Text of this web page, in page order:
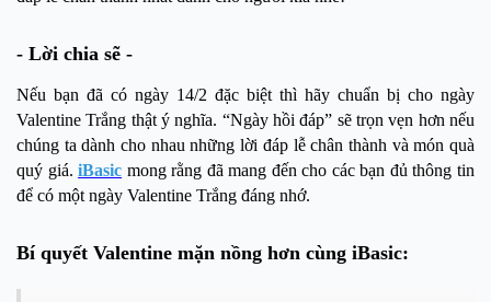
- Lời chia sẽ -
Nếu bạn đã có ngày 14/2 đặc biệt thì hãy chuẩn bị cho ngày
Valentine Trắng thật ý nghĩa. “Ngày hồi đáp” sẽ trọn vẹn hơn nếu
chúng ta dành cho nhau những lời đáp lễ chân thành và món quà
quý giá.iBasic mong rằng đã mang đến cho các bạn đủ thông tin
để có một ngày Valentine Trắng đáng nhớ.
Bí quyết Valentine mặn nồng hơn cùng iBasic: